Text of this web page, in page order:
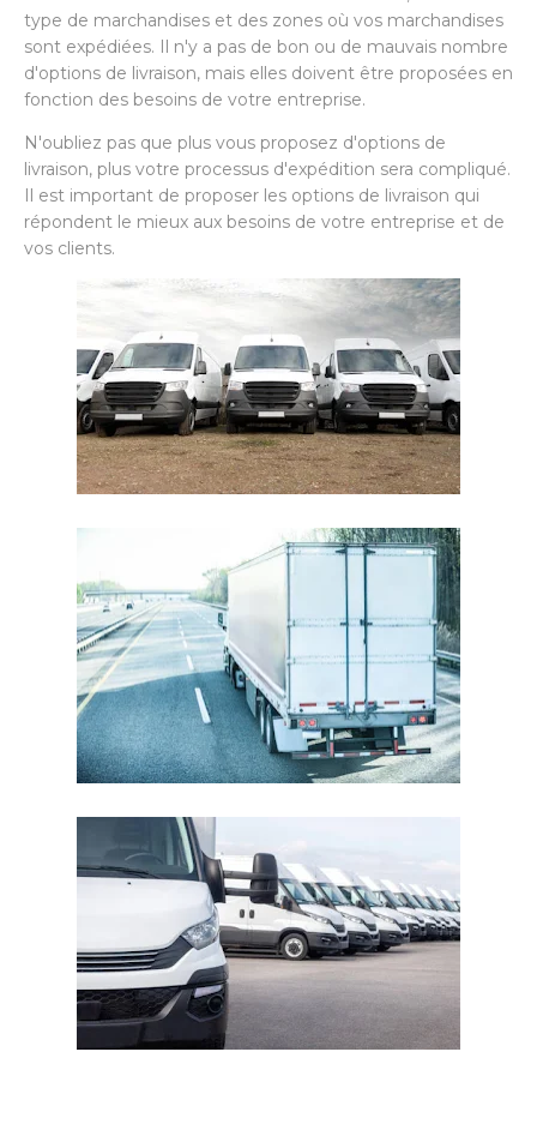
type de marchandises et des zones où vos marchandises
sont expédiées. Il n'y a pas de bon ou de mauvais nombre
d'options de livraison, mais elles doivent être proposées en
fonction des besoins de votre entreprise.
N'oubliez pas que plus vous proposez d'options de
livraison, plus votre processus d'expédition sera compliqué.
Il est important de proposer les options de livraison qui
répondent le mieux aux besoins de votre entreprise et de
vos clients.